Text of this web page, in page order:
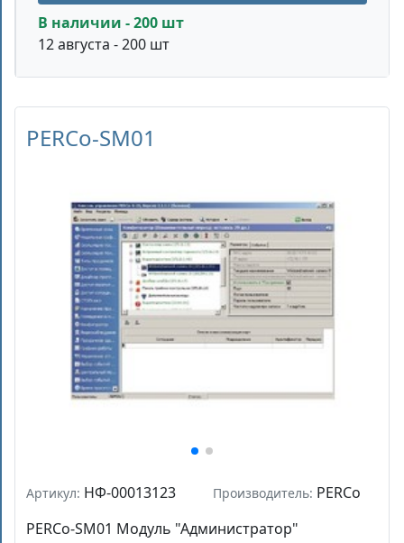
В наличии - 200 шт
12 августа - 200 шт
PERCo-SM01
Артикул: НФ-00013123 Производитель: PERCo
PERCo-SM01 Модуль "Администратор"